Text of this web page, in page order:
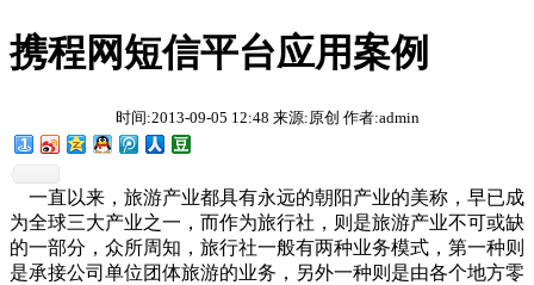
携程网短信平台应用案例
时间:2013-09-05 12:48 来源:原创 作者:admin
一直以来，旅游产业都具有永远的朝阳产业的美称，早已成
为全球三大产业之一，而作为旅行社，则是旅游产业不可或缺
的一部分，众所周知，旅行社一般有两种业务模式，第一种则
是承接公司单位团体旅游的业务，另外一种则是由各个地方零